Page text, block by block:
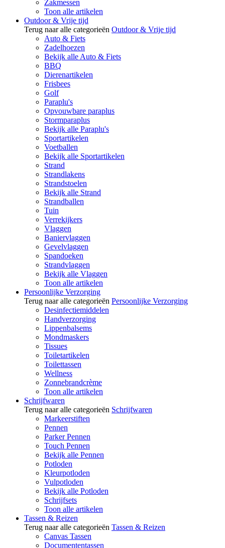
Zakmessen
Toon alle artikelen
Outdoor & Vrije tijd
Terug naar alle categorieën Outdoor & Vrije tijd
Auto & Fiets
Zadelhoezen
Bekijk alle Auto & Fiets
BBQ
Dierenartikelen
Frisbees
Golf
Paraplu's
Opvouwbare paraplus
Stormparaplus
Bekijk alle Paraplu's
Sportartikelen
Voetballen
Bekijk alle Sportartikelen
Strand
Strandlakens
Strandstoelen
Bekijk alle Strand
Strandballen
Tuin
Verrekijkers
Vlaggen
Baniervlaggen
Gevelvlaggen
Spandoeken
Strandvlaggen
Bekijk alle Vlaggen
Toon alle artikelen
Persoonlijke Verzorging
Terug naar alle categorieën Persoonlijke Verzorging
Desinfectiemiddelen
Handverzorging
Lippenbalsems
Mondmaskers
Tissues
Toiletartikelen
Toilettassen
Wellness
Zonnebrandcrème
Toon alle artikelen
Schrijfwaren
Terug naar alle categorieën Schrijfwaren
Markeerstiften
Pennen
Parker Pennen
Touch Pennen
Bekijk alle Pennen
Potloden
Kleurpotloden
Vulpotloden
Bekijk alle Potloden
Schrijfsets
Toon alle artikelen
Tassen & Reizen
Terug naar alle categorieën Tassen & Reizen
Canvas Tassen
Documententassen